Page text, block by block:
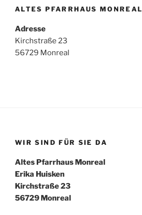
ALTES PFARRHAUS MONREAL
Adresse
Kirchstraße 23
56729 Monreal
WIR SIND FÜR SIE DA
Altes Pfarrhaus Monreal
Erika Huisken
Kirchstraße 23
56729 Monreal